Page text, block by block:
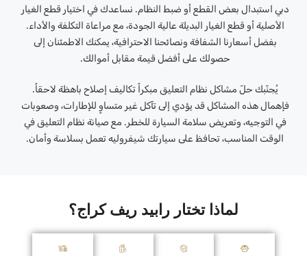
دبي استبدال بعض القطع أو ضبط النظام. نساعدك في اختيار قطع الغيار
الأصلية أو قطع الغيار البديلة عالية الجودة، مع مراعاة التكلفة والأداء.
بفضل أسعارنا الشفافة ونصائحنا الاحترافية، يمكنك الاطمئنان إلى
حصولك على أفضل قيمة مقابل أموالك.
يُجنّبك حلّ مشاكل نظام التعليق مبكراً تكاليف إصلاح باهظة لاحقاً.
فإهمال هذه المشاكل قد يؤدي إلى تآكل غير متساوٍ للإطارات، وصعوبات
في التوجيه، وتعريض سلامة السيارة للخطر. مع صيانة نظام التعليق في
الوقت المناسب، تحافظ على سيارتك شيفروليه تعمل بسلاسة وأمان.
لماذا تختار رابيد ريف كراج؟